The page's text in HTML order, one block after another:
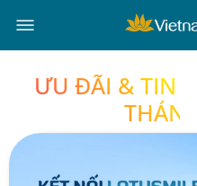
ƯU ĐÃI & TIN